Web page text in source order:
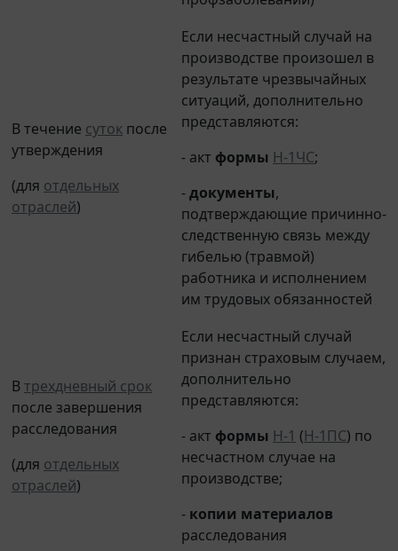
В течение
утверждения
(для
отраслей)
Если несчастный случай на
производстве произошел в
результате чрезвычайных
ситуаций, дополнительно
представляются:
формы Н-1ЧС
подтверждающие причинно-
следственную связь между
гибелью (травмой)
работника и исполнением
им трудовых обязанностей
В
трехдневный срок
после завершения
расследования
(для
отраслей)
Если несчастный случай
признан страховым случаем,
дополнительно
представляются:
формы Н-1 (Н-1ПС) по
несчастном случае на
производстве;
расследования